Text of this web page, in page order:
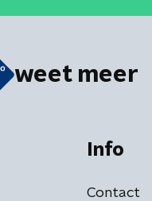
weet meer
Info
Contact